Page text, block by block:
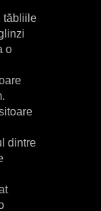
tăbliile
o
dintre